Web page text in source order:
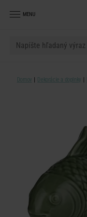
MENU
Domov Dekorácie a doplnky